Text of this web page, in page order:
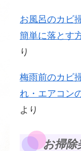
お風呂のカビ
簡単に落とす
り
梅雨前のカビ
れ・エアコン
より
お掃除